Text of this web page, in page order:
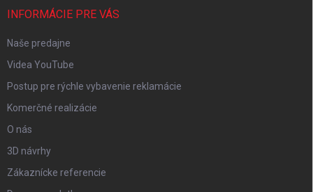
INFORMÁCIE PRE VÁS
Naše predajne
Videa YouTube
Postup pre rýchle vybavenie reklamácie
Komerčné realizácie
O nás
3D návrhy
Zákaznícke referencie